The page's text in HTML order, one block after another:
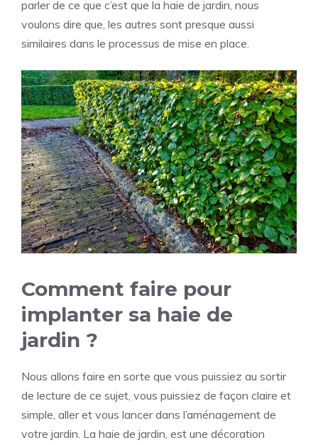
parler de ce que c’est que la haie de jardin, nous
voulons dire que, les autres sont presque aussi
similaires dans le processus de mise en place.
Comment faire pour
implanter sa haie de
jardin ?
Nous allons faire en sorte que vous puissiez au sortir
de lecture de ce sujet, vous puissiez de façon claire et
simple, aller et vous lancer dans l’aménagement de
votre jardin. La haie de jardin, est une décoration